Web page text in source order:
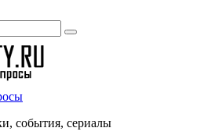
события, сериалы